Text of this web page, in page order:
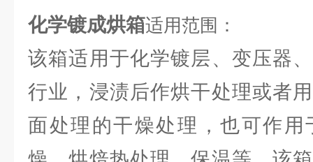
化学镀成烘箱适用范围：
该箱适用于化学镀层、变压器
行业，浸渍后作烘干处理或者
面处理的干燥处理，也可作用